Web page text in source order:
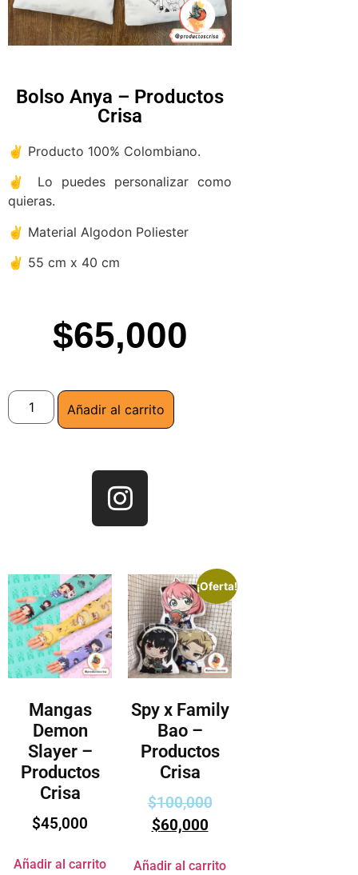
Bolso Anya – Productos
Crisa
✌ Producto 100% Colombiano.
✌ Lo puedes personalizar como
quieras.
✌ Material Algodon Poliester
✌ 55 cm x 40 cm
$65,000
Añadir al carrito
Mangas
Demon
Slayer –
Productos
Crisa
$45,000
Añadir al carrito
¡Oferta!
Spy x Family
Bao –
Productos
Crisa
$100,000
$60,000
Añadir al carrito